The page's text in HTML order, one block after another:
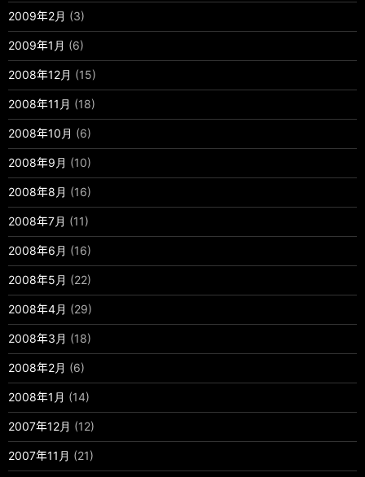
2009年2月 (3)
2009年1月 (6)
2008年12月 (15)
2008年11月 (18)
2008年10月 (6)
2008年9月 (10)
2008年8月 (16)
2008年7月 (11)
2008年6月 (16)
2008年5月 (22)
2008年4月 (29)
2008年3月 (18)
2008年2月 (6)
2008年1月 (14)
2007年12月 (12)
2007年11月 (21)